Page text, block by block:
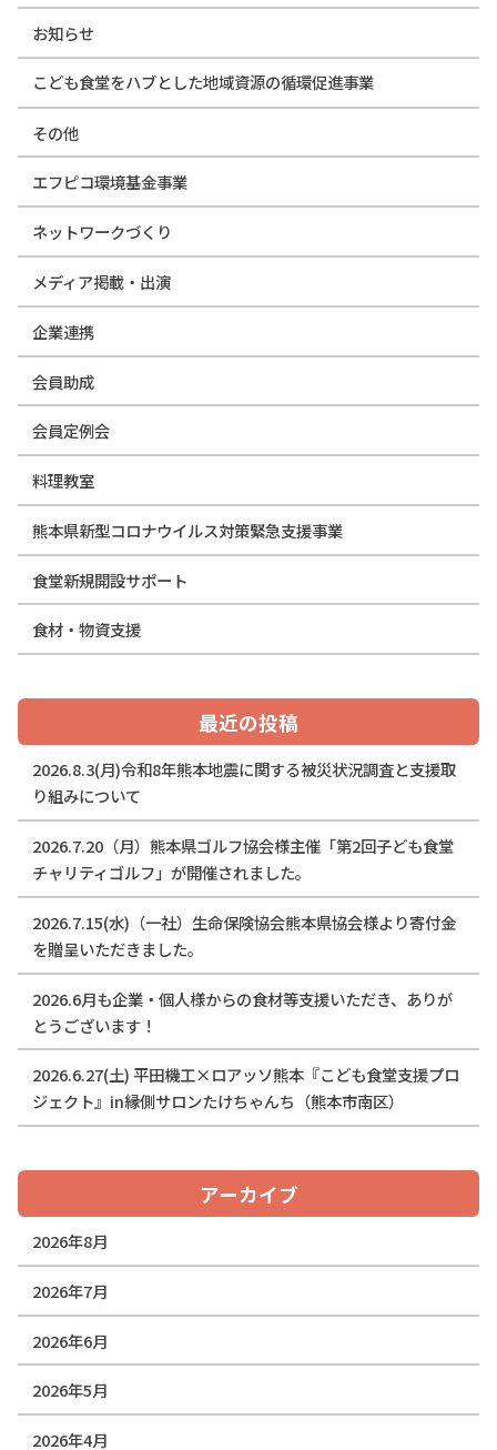
お知らせ
こども食堂をハブとした地域資源の循環促進事業
その他
エフピコ環境基金事業
ネットワークづくり
メディア掲載・出演
企業連携
会員助成
会員定例会
料理教室
熊本県新型コロナウイルス対策緊急支援事業
食堂新規開設サポート
食材・物資支援
最近の投稿
2026.8.3(月)令和8年熊本地震に関する被災状況調査と支援取
り組みについて
2026.7.20（月）熊本県ゴルフ協会様主催「第2回子ども食堂
チャリティゴルフ」が開催されました。
2026.7.15(水)（一社）生命保険協会熊本県協会様より寄付金
を贈呈いただきました。
2026.6月も企業・個人様からの食材等支援いただき、ありが
とうございます！
2026.6.27(土) 平田機工×ロアッソ熊本『こども食堂支援プロ
ジェクト』in縁側サロンたけちゃんち（熊本市南区）
アーカイブ
2026年8月
2026年7月
2026年6月
2026年5月
2026年4月